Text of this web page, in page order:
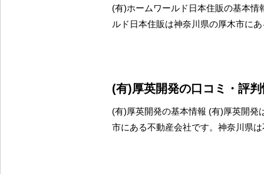
(有)ホームワールド日本住販の基本情
ルド日本住販は神奈川県の厚木市に
(有)厚英開発の口コミ・評
(有)厚英開発の基本情報 (有)厚英開発
市にある不動産会社です。神奈川県